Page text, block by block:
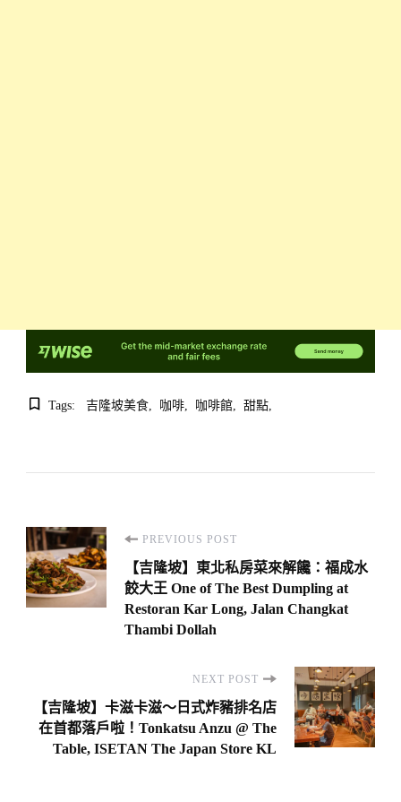
Tags: 吉隆坡美食 咖啡 咖啡館 甜點
Post
Navigation
PREVIOUS POST
【吉隆坡】東北私房菜來解饞：福成水
餃大王 One of The Best Dumpling at
Restoran Kar Long, Jalan Changkat
Thambi Dollah
NEXT POST
【吉隆坡】卡滋卡滋～日式炸豬排名店
在首都落戶啦！Tonkatsu Anzu @ The
Table, ISETAN The Japan Store KL